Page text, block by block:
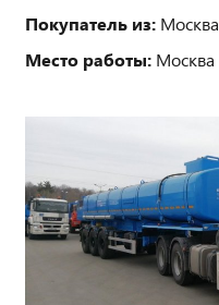
Покупатель из: Москва
Место работы: Москва